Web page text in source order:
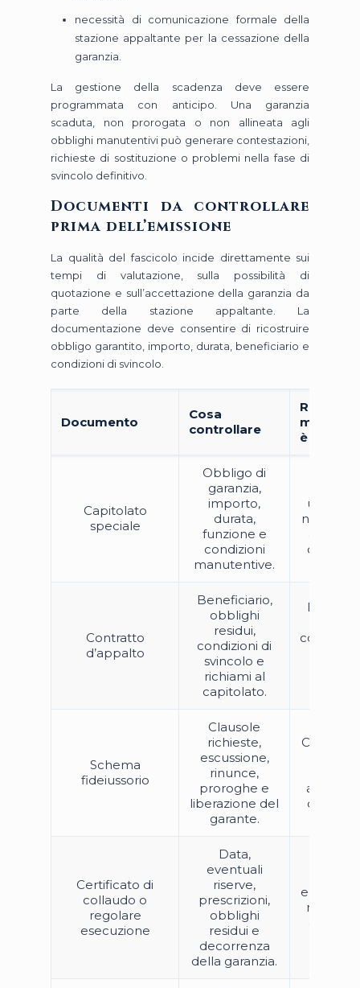
necessità di comunicazione formale della
stazione appaltante per la cessazione della
garanzia.
La gestione della scadenza deve essere
programmata con anticipo. Una garanzia
scaduta, non prorogata o non allineata agli
obblighi manutentivi può generare contestazioni,
richieste di sostituzione o problemi nella fase di
svincolo definitivo.
Documenti da controllare
prima dell’emissione
La qualità del fascicolo incide direttamente sui
tempi di valutazione, sulla possibilità di
quotazione e sull’accettazione della garanzia da
parte della stazione appaltante. La
documentazione deve consentire di ricostruire
obbligo garantito, importo, durata, beneficiario e
condizioni di svincolo.
Documento
Cosa
controllare
Rischio
manca o
è
Capitolato
speciale
Obbligo di
garanzia,
importo,
durata,
funzione e
condizioni
manutentive.
una
non
Contratto
d’appalto
Beneficiario,
obblighi
residui,
condizioni di
svincolo e
richiami al
capitolato.
Schema
fideiussorio
Clausole
richieste,
escussione,
rinunce,
proroghe e
liberazione del
garante.
della
Certificato di
collaudo o
regolare
esecuzione
Data,
eventuali
riserve,
prescrizioni,
obblighi
residui e
decorrenza
della garanzia.
errata o
non